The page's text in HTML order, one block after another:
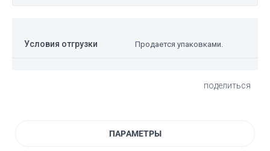
Условия отгрузки Продается упаковками.
поделиться
ПАРАМЕТРЫ